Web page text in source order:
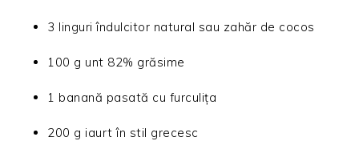
3 linguri îndulcitor natural sau zahăr de cocos
100 g unt 82% grăsime
1 banană pasată cu furculița
200 g iaurt în stil grecesc